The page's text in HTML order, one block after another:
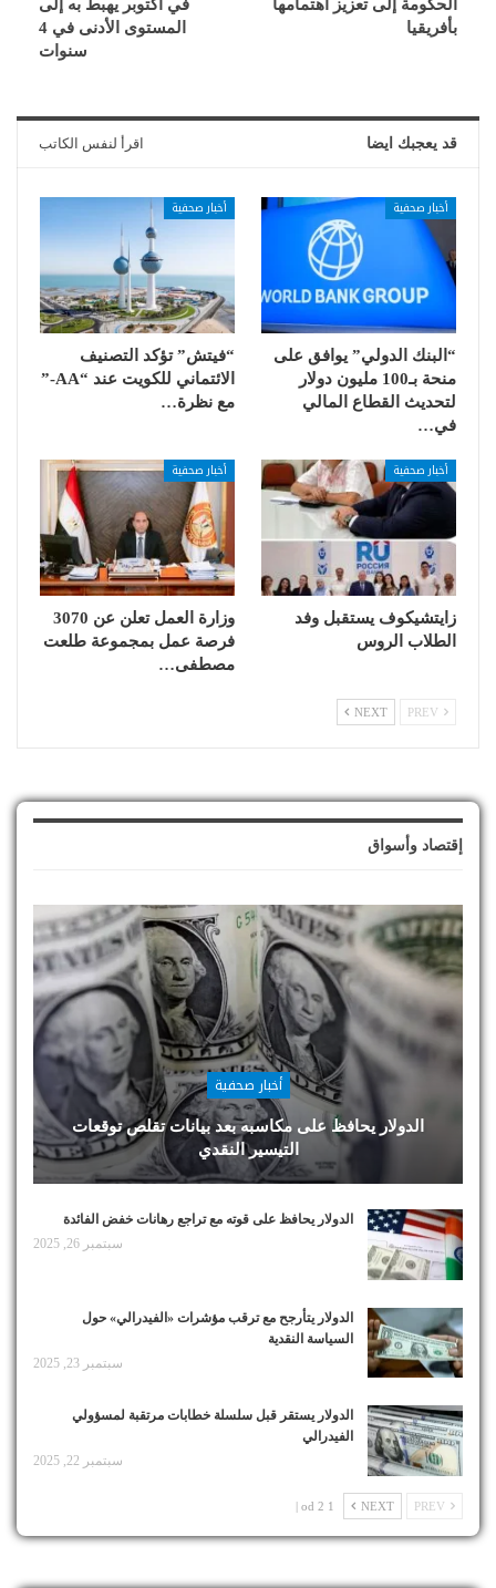
الحكومة إلى تعزيز اهتمامها
بأفريقيا
في أكتوبر يهبط به إلى
المستوى الأدنى في 4
سنوات
قد يعجبك ايضا اقرأ لنفس الكاتب
أخبار صحفية
“البنك الدولي” يوافق على
منحة بـ100 مليون دولار
لتحديث القطاع المالي
في…
أخبار صحفية
“فيتش” تؤكد التصنيف
الائتماني للكويت عند “AA-”
مع نظرة…
أخبار صحفية
زايتشيكوف يستقبل وفد
الطلاب الروس
أخبار صحفية
وزارة العمل تعلن عن 3070
فرصة عمل بمجموعة طلعت
مصطفى…
NEXT
إقتصاد وأسواق
أخبار صحفية
الدولار يحافظ على مكاسبه بعد بيانات تقلص توقعات
التيسير النقدي
الدولار يحافظ على قوته مع تراجع رهانات خفض الفائدة
سبتمبر 26, 2025
الدولار يتأرجح مع ترقب مؤشرات «الفيدرالي» حول
السياسة النقدية
سبتمبر 23, 2025
الدولار يستقر قبل سلسلة خطابات مرتقبة لمسؤولي
الفيدرالي
سبتمبر 22, 2025
NEXT
1 od 2 |